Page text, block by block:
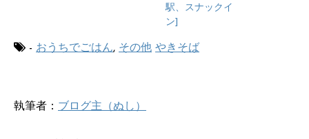
駅、スナックイ
ン]
- おうちでごはん, その他 やきそば
執筆者： ブログ主（ぬし）